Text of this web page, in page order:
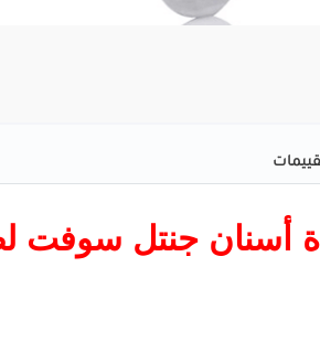
جنتل سوفت لطيفة